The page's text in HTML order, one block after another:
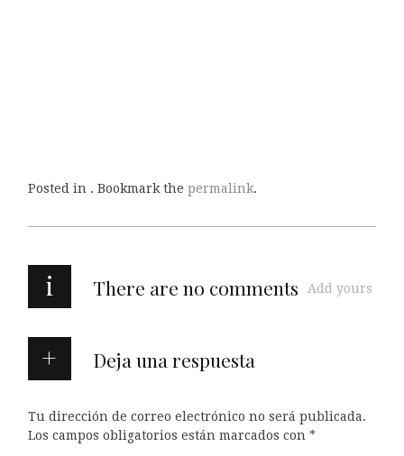
Posted in . Bookmark the permalink.
i There are no comments Add yours
Deja una respuesta
Tu dirección de correo electrónico no será publicada.
Los campos obligatorios están marcados con *